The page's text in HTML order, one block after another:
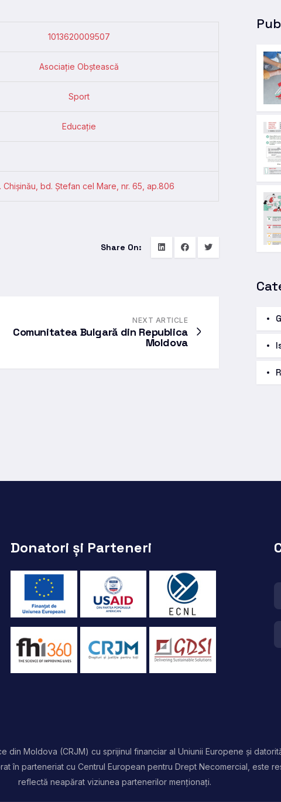
1013620009507
Asociație Obștească
Sport
Educație
Chişinău, bd. Ştefan cel Mare, nr. 65, ap.806
Share On:
NEXT ARTICLE
Comunitatea Bulgară din Republica
Moldova
Donatori și Parteneri
Moldova (CRJM) cu sprijinul financiar al Uniunii Europene și
în parteneriat cu Centrul European pentru Drept Necomercial, este
reflectă neapărat viziunea partenerilor menționați.